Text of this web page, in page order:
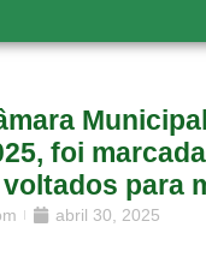
foi
para
abril 30, 2025